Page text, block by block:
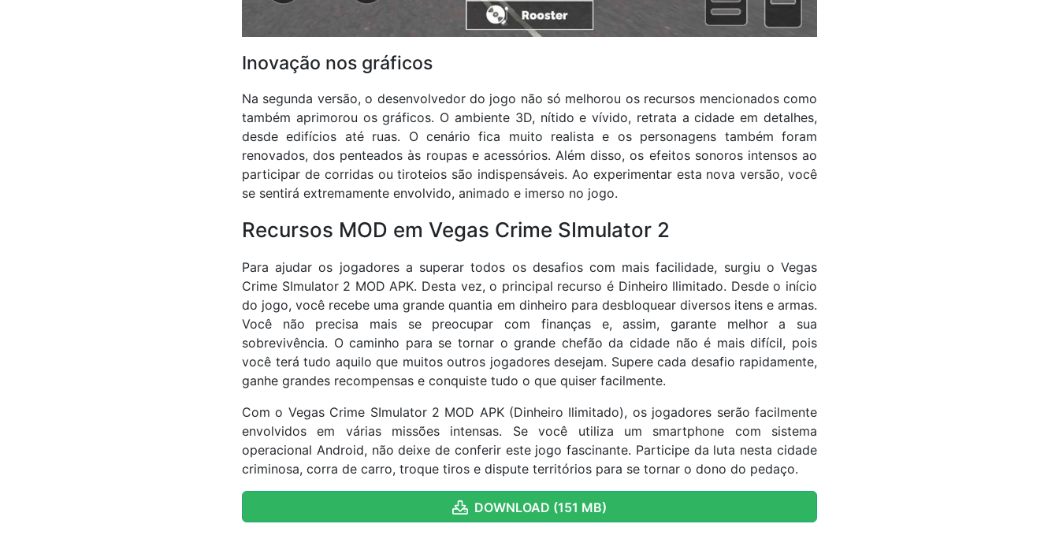
Inovação nos gráficos
Na segunda versão, o desenvolvedor do jogo não só melhorou os recursos mencionados como
também aprimorou os gráficos. O ambiente 3D, nítido e vívido, retrata a cidade em detalhes,
desde edifícios até ruas. O cenário fica muito realista e os personagens também foram
renovados, dos penteados às roupas e acessórios. Além disso, os efeitos sonoros intensos ao
participar de corridas ou tiroteios são indispensáveis. Ao experimentar esta nova versão, você
se sentirá extremamente envolvido, animado e imerso no jogo.
Recursos MOD em Vegas Crime SImulator 2
Para ajudar os jogadores a superar todos os desafios com mais facilidade, surgiu o Vegas
Crime SImulator 2 MOD APK. Desta vez, o principal recurso é Dinheiro Ilimitado. Desde o início
do jogo, você recebe uma grande quantia em dinheiro para desbloquear diversos itens e armas.
Você não precisa mais se preocupar com finanças e, assim, garante melhor a sua
sobrevivência. O caminho para se tornar o grande chefão da cidade não é mais difícil, pois
você terá tudo aquilo que muitos outros jogadores desejam. Supere cada desafio rapidamente,
ganhe grandes recompensas e conquiste tudo o que quiser facilmente.
Com o Vegas Crime SImulator 2 MOD APK (Dinheiro Ilimitado), os jogadores serão facilmente
envolvidos em várias missões intensas. Se você utiliza um smartphone com sistema
operacional Android, não deixe de conferir este jogo fascinante. Participe da luta nesta cidade
criminosa, corra de carro, troque tiros e dispute territórios para se tornar o dono do pedaço.
DOWNLOAD (151 MB)